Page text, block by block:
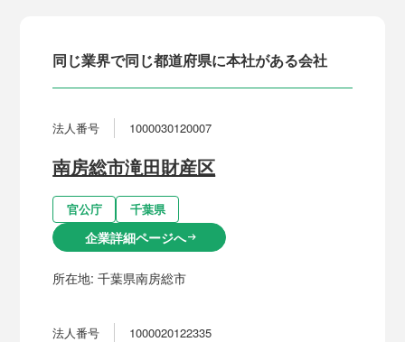
同じ業界で同じ都道府県に本社がある会社
法人番号 1000030120007
南房総市滝田財産区
官公庁 千葉県
企業詳細ページへarrow_right_alt
所在地:千葉県南房総市
法人番号 1000020122335